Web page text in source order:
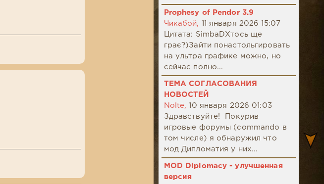
Prophesy of Pendor 3.9
Чикабой,
11 января 2026 15:07
Цитата: SimbaDХтось ще
грає?)Зайти понастольгировать
на ультра графике можно, но
сейчас полно...
ТЕМА СОГЛАСОВАНИЯ
НОВОСТЕЙ
Nolte,
10 января 2026 01:03
Здравствуйте! Покурив
игровые форумы (commando в
том числе) я обнаружил что
мод Дипломатия у них...
MOD Diplomacy - улучшенная
версия